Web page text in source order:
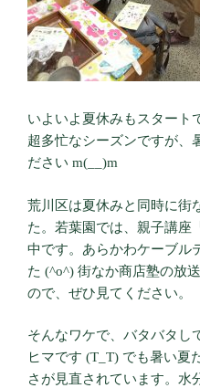
いよいよ夏休みもスタート
超多忙なシーズンですが、
ださい m(__)m
荒川区は夏休みと同時に街
た。若葉園では、親子講座
中です。あらかわケーブル
た (^o^) 街なか商店塾の放
ので、ぜひ見てください。
そんなワケで、バタバタし
ヒマです (T_T) でも暑い夏
さが見直されています。水